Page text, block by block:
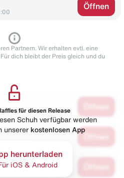
Öffnen
Partnern. Wir erhalten evtl. eine
dich bleibt der Preis gleich und du
für diesen Release
Schuh verfügbar werden
unserer kostenlosen App
herunterladen
iOS & Android